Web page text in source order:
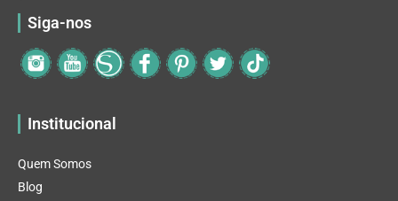
Siga-nos
Institucional
Quem Somos
Blog